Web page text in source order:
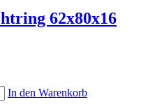
62x80x16
In den Warenkorb